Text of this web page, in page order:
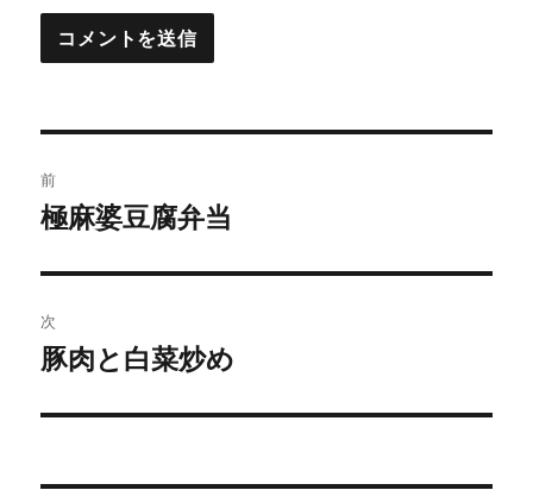
稿
ビ
ゲ
ー
前
前
投
稿:
極麻婆豆腐弁当
次
次
投
豚肉と白菜炒め